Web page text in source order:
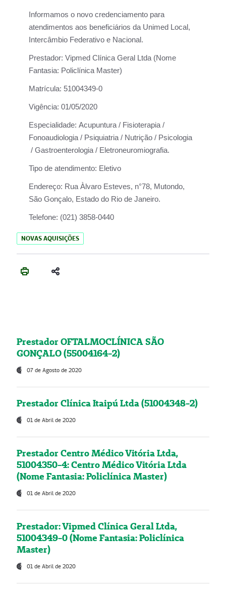
Informamos o novo credenciamento para
atendimentos aos beneficiários da Unimed Local,
Intercâmbio Federativo e Nacional.
Prestador: Vipmed Clínica Geral Ltda (Nome
Fantasia: Policlínica Master)
Matrícula: 51004349-0
Vigência: 01/05/2020
Especialidade: Acupuntura / Fisioterapia /
Fonoaudiologia / Psiquiatria / Nutrição / Psicologia
/ Gastroenterologia / Eletroneuromiografia.
Tipo de atendimento: Eletivo
Endereço: Rua Àlvaro Esteves, n°78, Mutondo,
São Gonçalo, Estado do Rio de Janeiro.
Telefone: (021) 3858-0440
NOVAS AQUISIÇÕES
Prestador OFTALMOCLÍNICA SÃO
GONÇALO (55004164-2)
07 de Agosto de 2020
Prestador Clínica Itaipú Ltda (51004348-2)
01 de Abril de 2020
Prestador Centro Médico Vitória Ltda,
51004350-4: Centro Médico Vitória Ltda
(Nome Fantasia: Policlínica Master)
01 de Abril de 2020
Prestador: Vipmed Clínica Geral Ltda,
51004349-0 (Nome Fantasia: Policlínica
Master)
01 de Abril de 2020